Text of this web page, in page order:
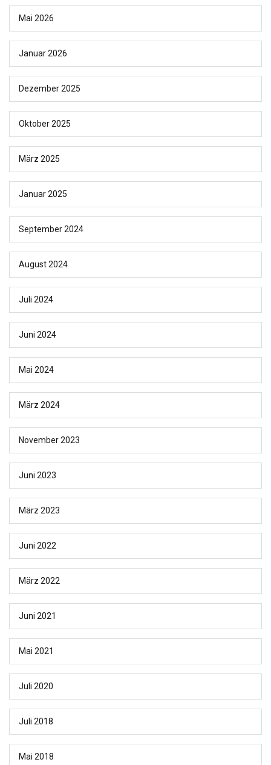
Mai 2026
Januar 2026
Dezember 2025
Oktober 2025
März 2025
Januar 2025
September 2024
August 2024
Juli 2024
Juni 2024
Mai 2024
März 2024
November 2023
Juni 2023
März 2023
Juni 2022
März 2022
Juni 2021
Mai 2021
Juli 2020
Juli 2018
Mai 2018